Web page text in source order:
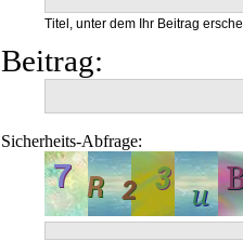
Titel, unter dem Ihr Beitrag
Beitrag:
Sicherheits-Abfrage: